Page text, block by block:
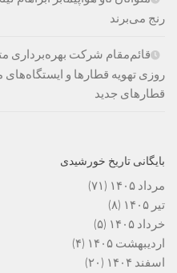
رنج می‌برند
قائم‌مقام شرکت بهره‌برداری
روزی تهویه قطارها و
قطارهای جدید
بایگانی تاریخ خورشیدی
مرداد ۱۴۰۵
(۷۱)
تیر ۱۴۰۵
(۸)
خرداد ۱۴۰۵
(۵)
اردیبهشت ۱۴۰۵
(۴)
اسفند ۱۴۰۴
(۲۰)